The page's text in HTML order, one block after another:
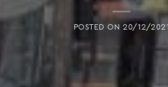
POSTED ON 20/12/2021